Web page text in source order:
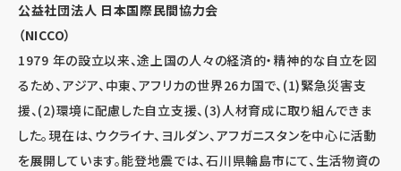
公益社団法人 日本国際民間協力会
（
1979 年の設立以来、途上国の人々の経済的・精神的な自立を図
るため、アジア、中東、アフリカの世界26カ国で、 (1)緊急災害支
援、(2)環境に配慮した自立支援、 (3)人材育成に取り組んできま
した。現在は、ウクライナ、ヨルダン、アフガニスタンを中心に活動
を展開しています。能登地震では、石川県輪島市にて、生活物資の